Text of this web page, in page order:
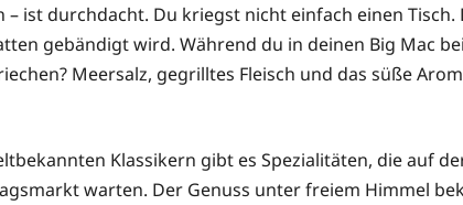
ist durchdacht. Du kriegst nicht einfach einen
gebändigt wird. Während du in deinen Big Mac
Meersalz, gegrilltes Fleisch und das süße
Klassikern gibt es Spezialitäten, die auf
warten. Der Genuss unter freiem Himmel